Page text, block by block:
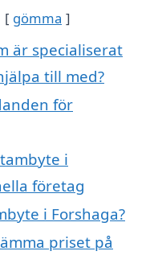
gömma
är specialiserat
till med?
för
i
företag
i Forshaga?
priset på